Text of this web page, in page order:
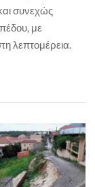
συνεχώς
με
λεπτομέρεια.